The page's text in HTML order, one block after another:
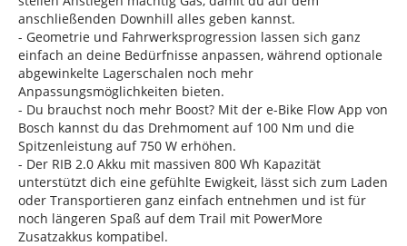
anschließenden Downhill alles geben kannst.
- Geometrie und Fahrwerksprogression lassen sich ganz
einfach an deine Bedürfnisse anpassen, während optionale
abgewinkelte Lagerschalen noch mehr
Anpassungsmöglichkeiten bieten.
- Du brauchst noch mehr Boost? Mit der e-Bike Flow App von
Bosch kannst du das Drehmoment auf 100 Nm und die
Spitzenleistung auf 750 W erhöhen.
- Der RIB 2.0 Akku mit massiven 800 Wh Kapazität
unterstützt dich eine gefühlte Ewigkeit, lässt sich zum Laden
oder Transportieren ganz einfach entnehmen und ist für
noch längeren Spaß auf dem Trail mit PowerMore
Zusatzakkus kompatibel.